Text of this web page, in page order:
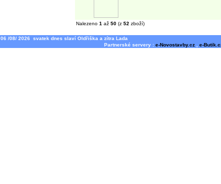
Nalezeno 1 až 50 (z 52 zboží)
06 /08/ 2026 svatek dnes slaví Oldřiška a zítra Lada
Partnerské servery : e-Novostavby.cz e-